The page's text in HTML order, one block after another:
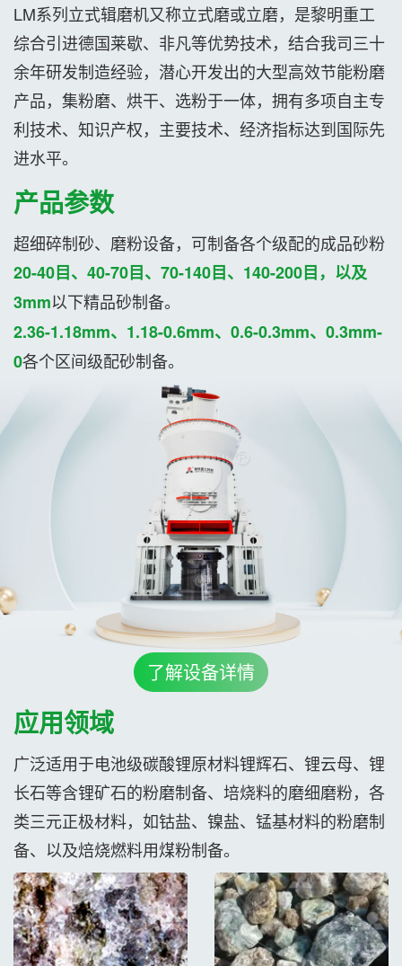
LM系列立式辑磨机又称立式磨或立磨，是黎明重工
综合引进德国莱歇、非凡等优势技术，结合我司三十
余年研发制造经验，潜心开发出的大型高效节能粉磨
产品，集粉磨、烘干、选粉于一体，拥有多项自主专
利技术、知识产权，主要技术、经济指标达到国际先
进水平。
产品参数
超细碎制砂、磨粉设备，可制备各个级配的成品砂粉
20-40目、40-70目、70-140目、140-200目，以及
3mm以下精品砂制备。
2.36-1.18mm、1.18-0.6mm、0.6-0.3mm、0.3mm-
0各个区间级配砂制备。
了解设备详情
应用领域
广泛适用于电池级碳酸锂原材料锂辉石、锂云母、锂
长石等含锂矿石的粉磨制备、培烧料的磨细磨粉，各
类三元正极材料，如钴盐、镍盐、锰基材料的粉磨制
备、以及焙烧燃料用煤粉制备。